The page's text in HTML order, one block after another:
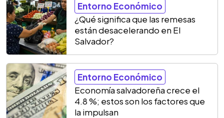
Entorno Económico
¿Qué significa que las remesas
están desacelerando en El
Salvador?
Entorno Económico
Economía salvadoreña crece el
4.8 %; estos son los factores que
la impulsan